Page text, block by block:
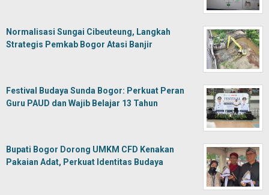
Normalisasi Sungai Cibeuteung, Langkah
Strategis Pemkab Bogor Atasi Banjir
Festival Budaya Sunda Bogor: Perkuat Peran
Guru PAUD dan Wajib Belajar 13 Tahun
Bupati Bogor Dorong UMKM CFD Kenakan
Pakaian Adat, Perkuat Identitas Budaya